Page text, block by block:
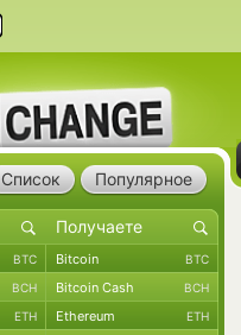
Список Популярное
BTC Bitcoin BTC
BCH Bitcoin Cash BCH
ETH Ethereum ETH